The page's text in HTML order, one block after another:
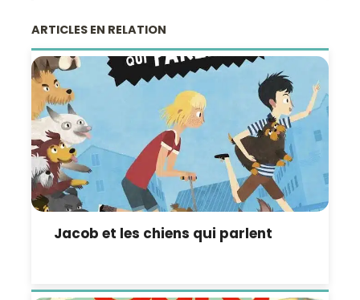
ARTICLES EN RELATION
Jacob et les chiens qui parlent